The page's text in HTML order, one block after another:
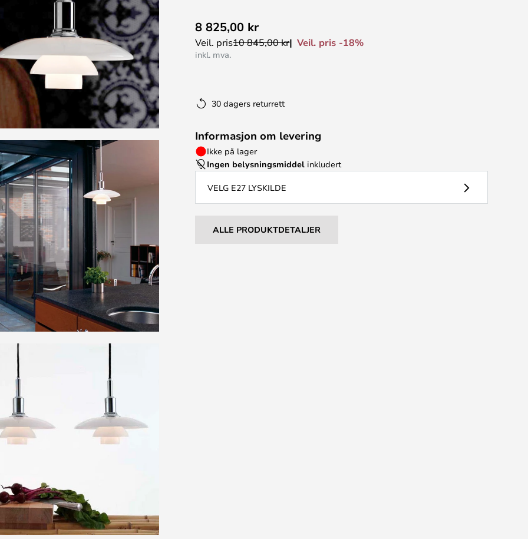
8 825,00 kr
Veil. pris10 845,00 kr Veil. pris -18%
inkl. mva.
30 dagers returrett
Informasjon om levering
Ikke på lager
Ingen belysningsmiddel inkludert
VELG E27 LYSKILDE
ALLE PRODUKTDETALJER